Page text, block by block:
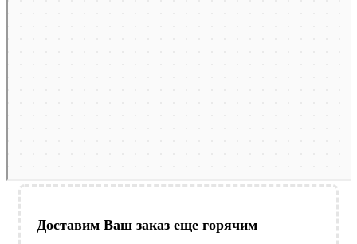
Доставим Ваш заказ еще горячим